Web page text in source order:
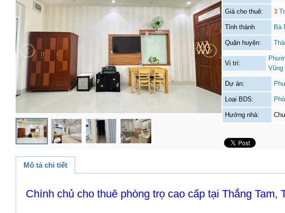
Giá cho thuê: 3
Tỉnh thành Bà
Quận huyện:
Vị trí:
Vũng
Dự án:
Loại BDS:
Hướng nhà:
Mô tả chi tiết
Chính chủ cho thuê phòng trọ cao cấp tại Thắng Tam,